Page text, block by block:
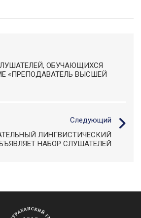
ОБУЧАЮЩИХСЯ
«ПРЕПОДАВАТЕЛЬ ВЫСШЕЙ
Следующий
ЛИНГВИСТИЧЕСКИЙ
НАБОР СЛУШАТЕЛЕЙ